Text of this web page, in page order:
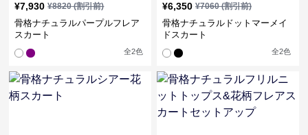
¥7,930 ¥8820(割引前)
骨格ナチュラルパープルフレア
スカート
全2色
¥6,350 ¥7060(割引前)
骨格ナチュラルドットマーメイ
ドスカート
全2色